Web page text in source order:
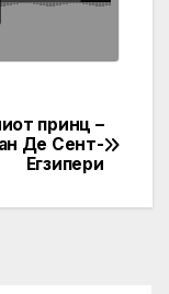
принц –
Де Сент-
Егзипери